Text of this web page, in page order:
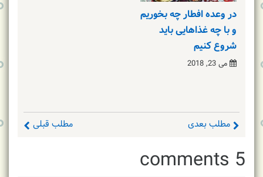
در وعده افطار چه بخوریم
و با چه غذاهایی باید
شروع کنیم
می 23, 2018
مطلب قبلی مطلب بعدی
5 comments